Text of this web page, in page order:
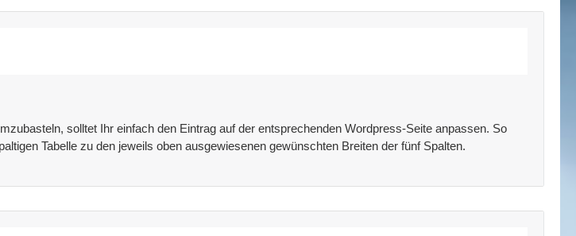
solltet Ihr einfach den Eintrag auf der entsprechenden Wordpress-Seite anpassen. So
Tabelle zu den jeweils oben ausgewiesenen gewünschten Breiten der fünf Spalten.